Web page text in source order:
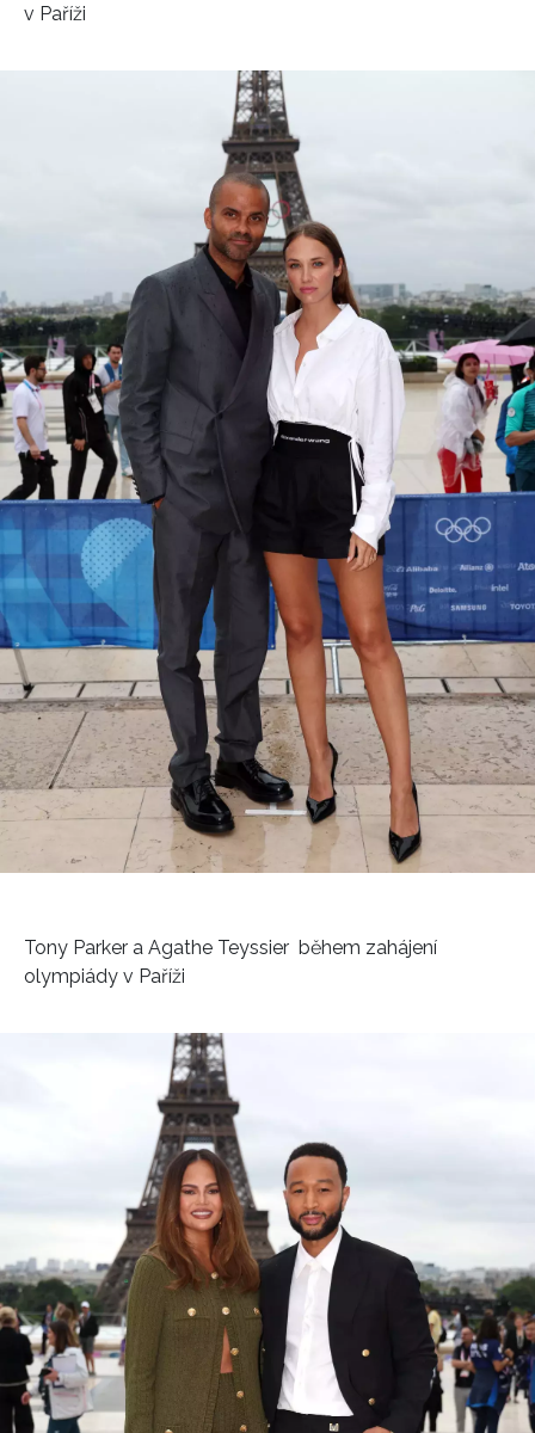
NEWSLETTER
ODESLAT
v Paříži
Tony Parker a Agathe Teyssier během zahájení
olympiády v Paříži